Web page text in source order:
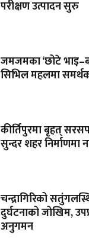
परीक्षण उत्पादन सुरु
जमजमका ‘छोटे
सिभिल महलमा
कीर्तिपुरमा बृहत्
सुन्दर शहर निर्माणमा
चन्द्रागिरिको
दुर्घटनाको जोखिम,
अनुगमन